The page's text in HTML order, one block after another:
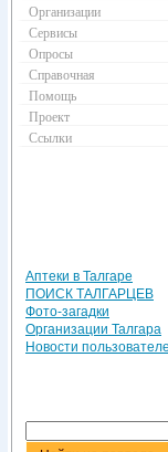
Организации
Сервисы
Опросы
Справочная
Помощь
Проект
Ссылки
Аптеки в Талгаре
ПОИСК ТАЛГАРЦЕВ
Фото-загадки
Организации Талгара
Новости